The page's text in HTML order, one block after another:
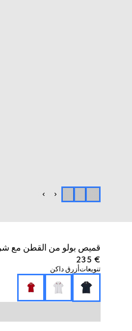
قميص بولو من القطن مع
€ 235
تنويعاتأزرق داكن